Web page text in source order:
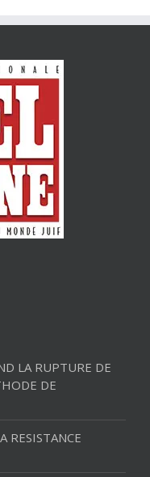
LA RUPTURE DE
DE
RESISTANCE